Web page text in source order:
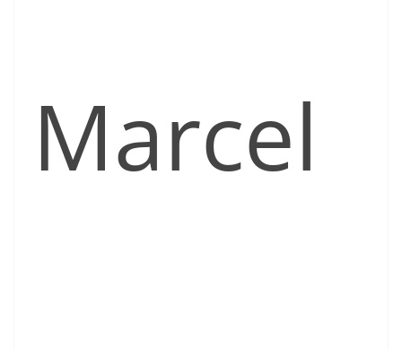
Marcel